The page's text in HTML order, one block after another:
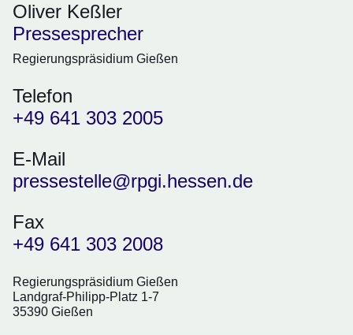
Oliver Keßler
Pressesprecher
Regierungspräsidium Gießen
Telefon
+49 641 303 2005
E-Mail
pressestelle@rpgi.hessen.de
Fax
+49 641 303 2008
Regierungspräsidium Gießen
Landgraf-Philipp-Platz 1-7
35390 Gießen